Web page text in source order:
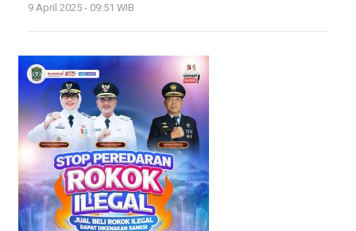
9 April 2025 - 09:51 WIB